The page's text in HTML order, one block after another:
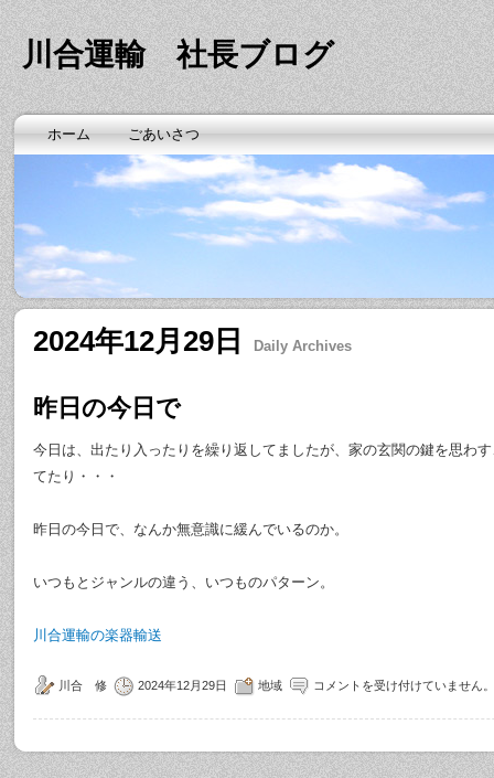
川合運輸 社長ブログ
ホーム ごあいさつ
2024年12月29日 Daily Archives
昨日の今日で
今日は、出たり入ったりを繰り返してましたが、家の玄関の鍵を思わ
てたり・・・
昨日の今日で、なんか無意識に緩んでいるのか。
いつもとジャンルの違う、いつものパターン。
川合運輸の楽器輸送
川合 修 2024年12月29日 地域 コメントを受け付けていません。